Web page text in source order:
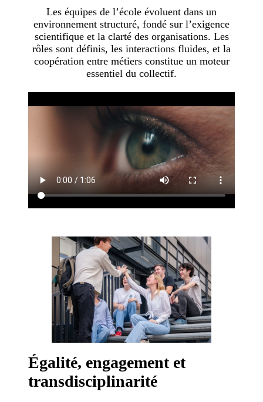
Les équipes de l’école évoluent dans un
environnement structuré, fondé sur l’exigence
scientifique et la clarté des organisations. Les
rôles sont définis, les interactions fluides, et la
coopération entre métiers constitue un moteur
essentiel du collectif.
Égalité, engagement et
transdisciplinarité